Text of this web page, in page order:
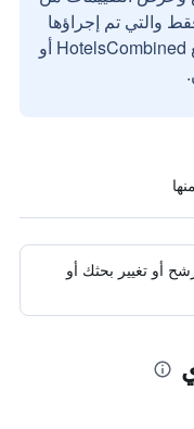
والتي تم إجراؤها
بواسطة مستخدمين حقيقيين مع HotelsCombined أو
أو تغيير بحثك أو